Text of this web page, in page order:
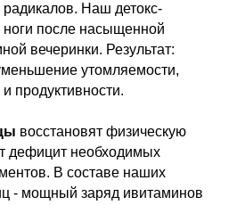
Наш детокс-
ноги после насыщенной
вечеринки. Результат:
утомляемости,
продуктивности.
восстановят физическую
дефицит необходимых
В составе наших
- мощный заряд ивитаминов